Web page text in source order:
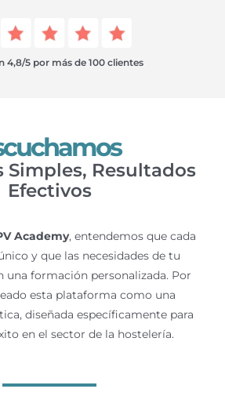
LAST.APP
615,00€
MÁS INFORMACIÓN